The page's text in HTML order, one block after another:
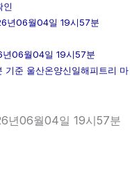
인
년06월04일 19시57분
06월04일 19시57분
준 울산온양신일해피트리 마
년06월04일 19시57분